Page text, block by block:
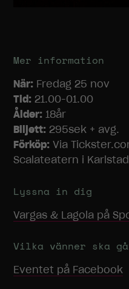
Mer information
När: Fredag 25 nov
Tid: 21.00-01.00
Ålder: 18år
Biljett: 295sek + avg.
Förköp: Via
Scalateatern i
Lyssna in dig
Vargas & Lagola på
Vilka vänner ska
Eventet på Facebook